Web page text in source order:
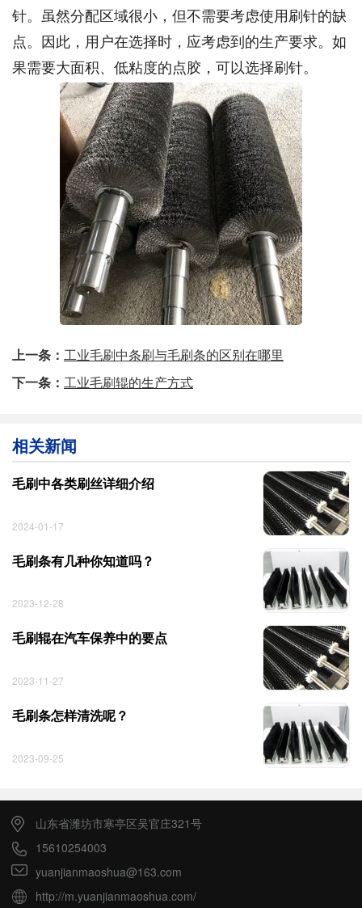
针。虽然分配区域很小，但不需要考虑使用刷针的缺
点。因此，用户在选择时，应考虑到的生产要求。如
果需要大面积、低粘度的点胶，可以选择刷针。
上一条： 工业毛刷中条刷与毛刷条的区别在哪里
下一条： 工业毛刷辊的生产方式
相关新闻
毛刷中各类刷丝详细介绍
2024-01-17
毛刷条有几种你知道吗？
2023-12-28
毛刷辊在汽车保养中的要点
2023-11-27
毛刷条怎样清洗呢？
2023-09-25
山东省潍坊市寒亭区吴官庄321号
15610254003
yuanjianmaoshua@163.com
http://m.yuanjianmaoshua.com/